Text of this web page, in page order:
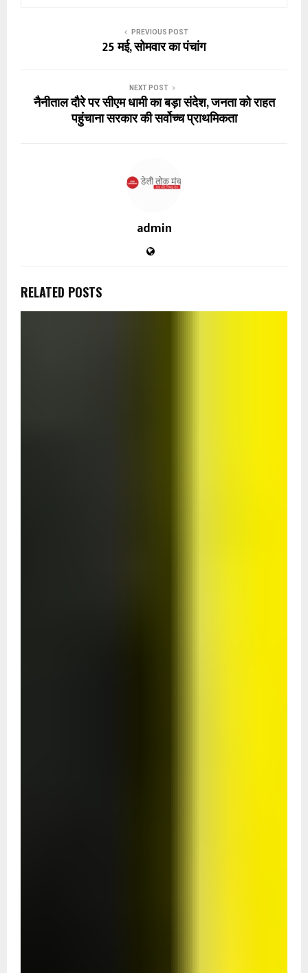
PREVIOUS POST
25 मई, सोमवार का पंचांग
NEXT POST
नैनीताल दौरे पर सीएम धामी का बड़ा संदेश, जनता को राहत
पहुंचाना सरकार की सर्वोच्च प्राथमिकता
admin
RELATED POSTS